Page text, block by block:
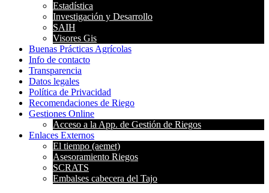
Estadística
Investigación y Desarrollo
SAIH
Visores Gis
Buenas Prácticas Agrícolas
Info de contacto
Transparencia
Datos legales
Política de Privacidad
Recomendaciones de Riego
Gestiones Online
Acceso a la App. de Gestión de Riegos
Enlaces Externos
El tiempo (aemet)
Asesoramiento Riegos
SCRATS
Embalses cabecera del Tajo